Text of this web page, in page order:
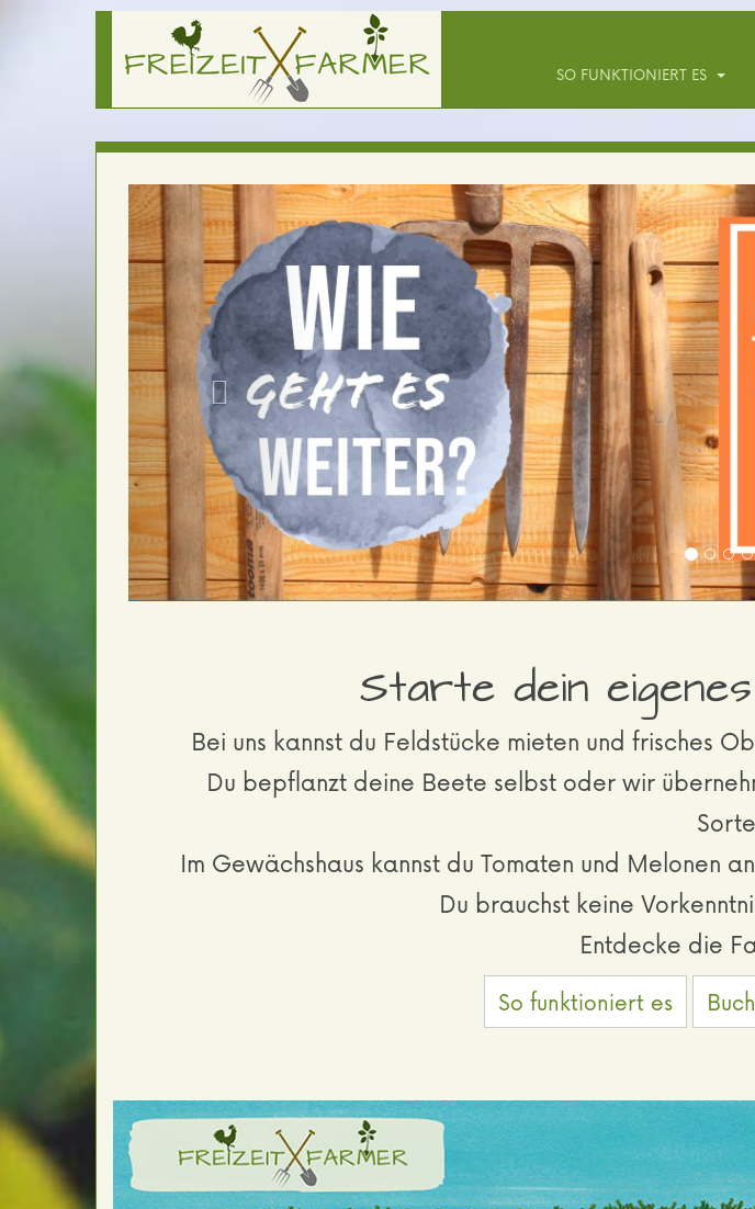
SO FUNKTIONIERT ES
Dein
in unseren Mietgärten erntest du
die wir für dich pflanzen.
inklusive! Alternativ kannst du
Starte dein
Bei uns kannst du Feldstücke mieten und frisches
Du bepflanzt deine Beete selbst oder wir
Im Gewächshaus kannst du Tomaten und Melonen
Du brauchst keine
Entdecke die
So funktioniert es